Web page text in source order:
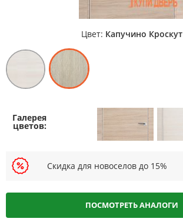
Цвет: Капучино Кроскут
Скидка для новоселов до 15%
ПОСМОТРЕТЬ АНАЛОГИ